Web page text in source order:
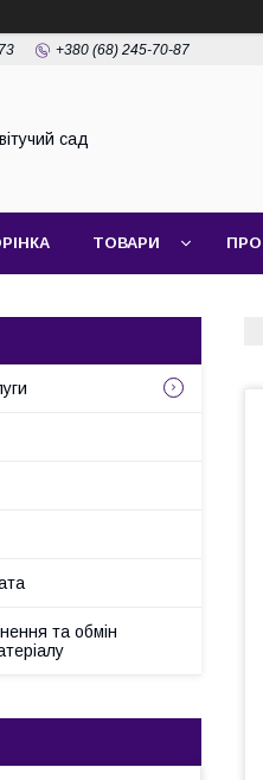
+380 (68) 245-70-87
сад
ТОВАРИ
та обмін